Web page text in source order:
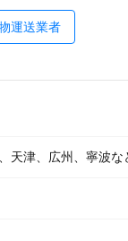
運送業者
天津、広州、寧波な